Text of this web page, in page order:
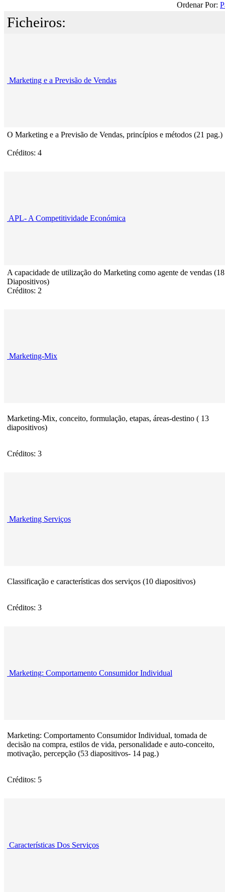
Ordenar Por:
Ficheiros:
Marketing e a Previsão de Vendas
O Marketing e a Previsão de Vendas, princípios e métodos (21 pag.)
Créditos: 4
APL- A Competitividade Económica
A capacidade de utilização do Marketing como agente de vendas (18
Diapositivos)
Créditos: 2
Marketing-Mix
Marketing-Mix, conceito, formulação, etapas, áreas-destino ( 13
diapositivos)
Créditos: 3
Marketing Serviços
Classificação e características dos serviços (10 diapositivos)
Créditos: 3
Marketing: Comportamento Consumidor Individual
Marketing: Comportamento Consumidor Individual, tomada de
decisão na compra, estilos de vida, personalidade e auto-conceito,
motivação, percepção (53 diapositivos- 14 pag.)
Créditos: 5
Características Dos Serviços